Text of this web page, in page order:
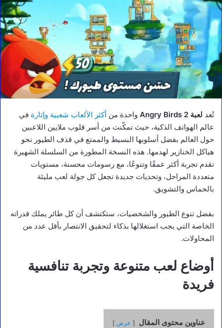
تُعد لعبة Angry Birds 2 واحدة من أكثر الألعاب شعبية وإثارة في
عالم الهواتف الذكية، حيث تمكّنت من أسر قلوب ملايين اللاعبين
حول العالم بفضل أسلوبها البسيط والممتع في قذف الطيور نحو
هياكل الخنازير لهدمها. هذه النسخة المطورة من السلسلة الشهيرة
تقدم تجربة أكثر عمقًا وتنوعًا، مع رسومات محسنة، مستويات
متعددة المراحل، وتحديات جديدة تجعل كل جولة لعب مليئة
بالحماس والتشويق.
بفضل تنوع الطيور والشخصيات، ستكتشف أن كل طائر يملك قدراته
الخاصة التي يجب استغلالها بذكاء لتحقيق الانتصار بأقل عدد من
المحاولات.
أوضاع لعب متنوعة وتجربة تنافسية
فريدة
عناوين محتوى المقال عرض